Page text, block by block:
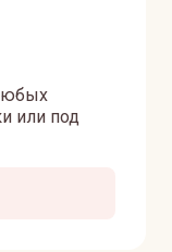
или под